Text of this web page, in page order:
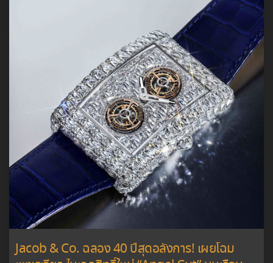
Jacob & Co. ฉลอง 40 ปีสุดอลังการ! เผยโฉม